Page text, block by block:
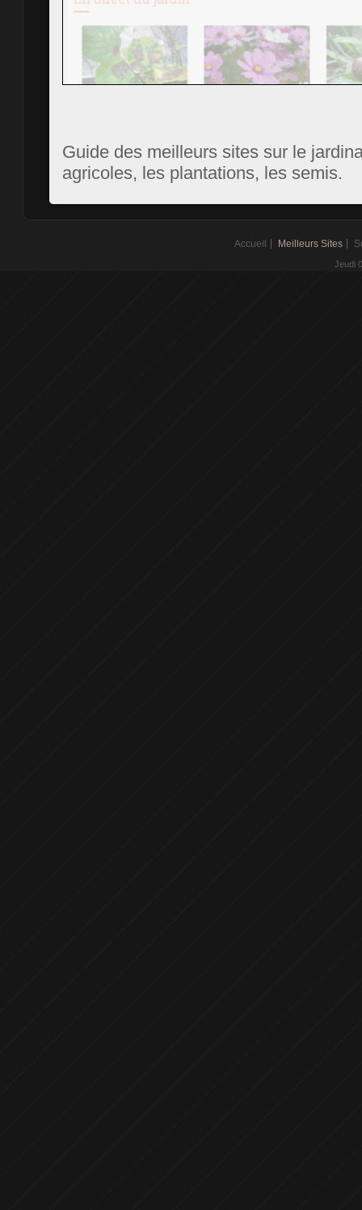
Guide des meilleurs sites sur le
agricoles, les plantations, les semis.
Accueil Meilleurs Sites
Jeudi